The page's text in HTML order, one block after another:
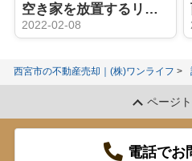
空き家を放置するリスクを解説！売却などの有効な対策法もご紹介
2022-02-08
西宮市の不動産売却｜(株)ワンライフ
ページ
電話でお